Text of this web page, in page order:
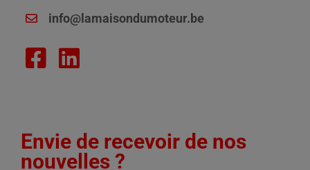
info@lamaisondumoteur.be
Envie de recevoir de nos
nouvelles ?